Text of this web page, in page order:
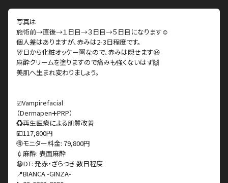
写真は
施術前→直後→１日目→３日目→５日目になります☺
個人差はありますが、赤みは2-3日程度です。
翌日から化粧オッケー🆗なので、赤みは隠せます😃
麻酔クリームを塗りますので痛みも強くないはず🙌
美肌へ生まれ変わりましょう。
☑️Vampirefacial
（Dermapen➕PRP）
♻️再生医療による肌質改善
💴117,800円
🉐モニター料金: 79,800円
💉麻酔: 表面麻酔
😷DT: 発赤・ざらつき 数日程度
📍BIANCA -GINZA-